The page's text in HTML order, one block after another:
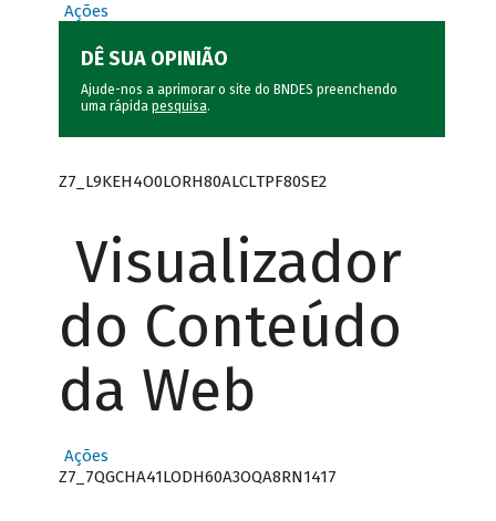
Ações
DÊ SUA OPINIÃO
Ajude-nos a aprimorar o site do BNDES preenchendo
uma rápida pesquisa.
Z7_L9KEH4O0LORH80ALCLTPF80SE2
Visualizador
do Conteúdo
da Web
Ações
Z7_7QGCHA41LODH60A3OQA8RN1417